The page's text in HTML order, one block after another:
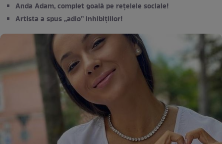
Anda Adam, complet goală pe rețelele sociale!
Artista a spus „adio” inhibițiilor!